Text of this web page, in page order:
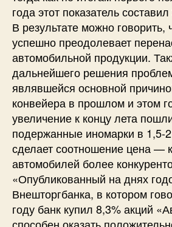
года этот показатель
В результате можно говорить,
успешно преодолевает
автомобильной продукции.
дальнейшего решения
являвшейся основной
конвейера в прошлом и этом
увеличение к концу лета
подержанные иномарки в 1,5-
сделает соотношение цена —
автомобилей более
«Опубликованный на днях
Внешторгбанка, в котором
году банк купил 8,3% акций
способен оказать